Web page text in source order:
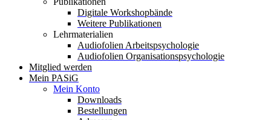
Digitale Workshopbände
Weitere Publikationen
Lehrmaterialien
Audiofolien Arbeitspsychologie
Audiofolien Organisationspsychologie
Mitglied werden
Mein PASiG
Mein Konto
Downloads
Bestellungen